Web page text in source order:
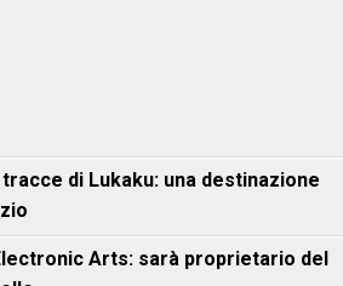
di Lukaku: una destinazione
Arts: sarà proprietario del